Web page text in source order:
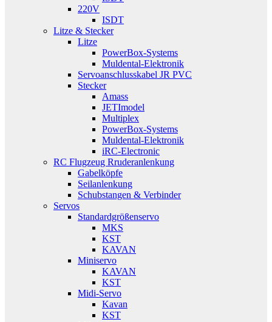
220V
ISDT
Litze & Stecker
Litze
PowerBox-Systems
Muldental-Elektronik
Servoanschlusskabel JR PVC
Stecker
Amass
JETImodel
Multiplex
PowerBox-Systems
Muldental-Elektronik
iRC-Electronic
RC Flugzeug Rruderanlenkung
Gabelköpfe
Seilanlenkung
Schubstangen & Verbinder
Servos
Standardgrößenservo
MKS
KST
KAVAN
Miniservo
KAVAN
KST
Midi-Servo
Kavan
KST